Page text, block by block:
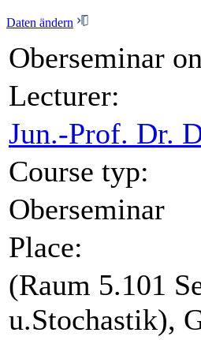
Daten ändern
Oberseminar
Lecturer:
Jun.-Prof. Dr.
Course typ:
Oberseminar
Place:
(Raum 5.101
u.Stochastik),